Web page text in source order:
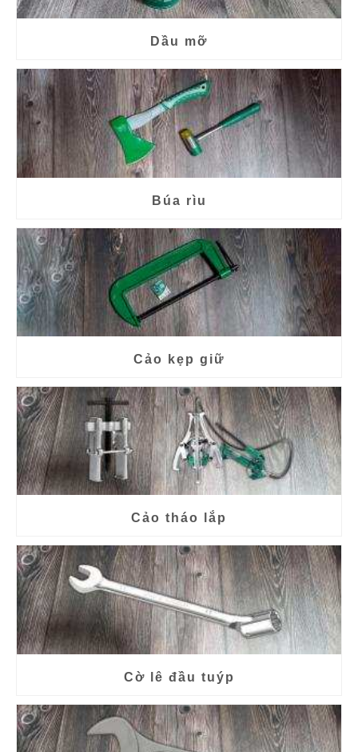
Dầu mỡ
Búa rìu
Cảo kẹp giữ
Cảo tháo lắp
Cờ lê đầu tuýp